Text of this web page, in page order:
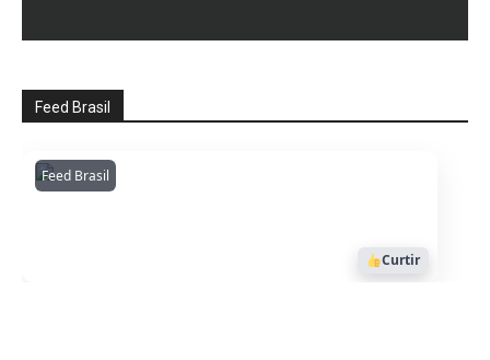
Feed Brasil
Feed BrasilAmazonianarede
1053
Curtir